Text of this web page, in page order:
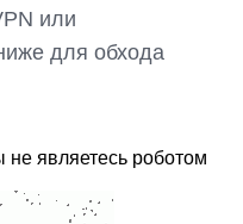
или
для обхода
не являетесь роботом